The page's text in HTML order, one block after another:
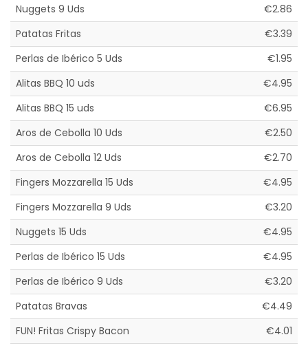
Nuggets 9 Uds
€2.86
Patatas Fritas
€3.39
Perlas de Ibérico 5 Uds
€1.95
Alitas BBQ 10 uds
€4.95
Alitas BBQ 15 uds
€6.95
Aros de Cebolla 10 Uds
€2.50
Aros de Cebolla 12 Uds
€2.70
Fingers Mozzarella 15 Uds
€4.95
Fingers Mozzarella 9 Uds
€3.20
Nuggets 15 Uds
€4.95
Perlas de Ibérico 15 Uds
€4.95
Perlas de Ibérico 9 Uds
€3.20
Patatas Bravas
€4.49
FUN! Fritas Crispy Bacon
€4.01